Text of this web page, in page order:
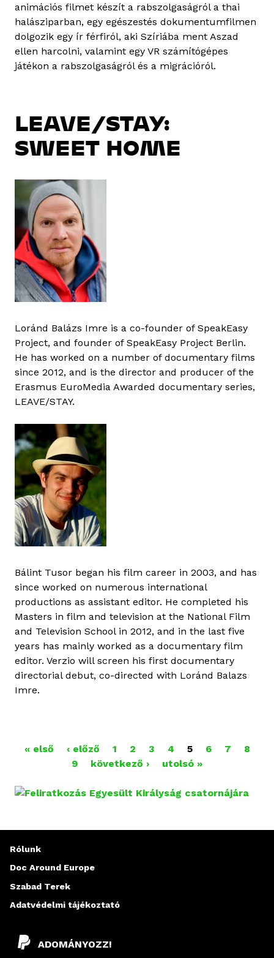
animációs filmet készít a rabszolgaságról a thai
halásziparban, egy egészestés dokumentumfilmen
dolgozik egy ír férfiról, aki Szíriába ment Aszad
ellen harcolni, valamint egy VR számítógépes
játékon a rabszolgaságról és a migrációról.
LEAVE/STAY:
SWEET HOME
Loránd Balázs Imre is a co-founder of SpeakEasy
Project, and founder of SpeakEasy Project Berlin.
He has worked on a number of documentary films
since 2012, and is the director and producer of the
Erasmus EuroMedia Awarded documentary series,
LEAVE/STAY.
Bálint Tusor began his film career in 2003, and has
since worked on numerous international
productions as assistant editor. He completed his
Masters in film and television at the National Film
and Television School in 2012, and in the last five
years has mainly worked as a documentary film
editor. Verzio will screen his first documentary
directorial debut, co-directed with Loránd Balazs
Imre.
L
A
L
A
K
« első ‹ előző 1 2 3 4 5 6 7
8
9
következő › utolsó »
ADOMÁNYOZZ!
Rólunk
Doc Around Europe
Szabad Terek
Adatvédelmi tájékoztató